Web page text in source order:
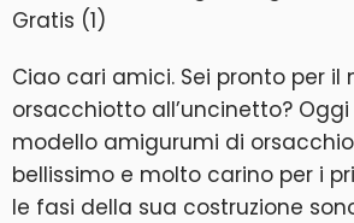
Ciao cari amici. Sei pronto per il
orsacchiotto all’uncinetto?
modello amigurumi di
bellissimo e molto carino per i
le fasi della sua costruzione